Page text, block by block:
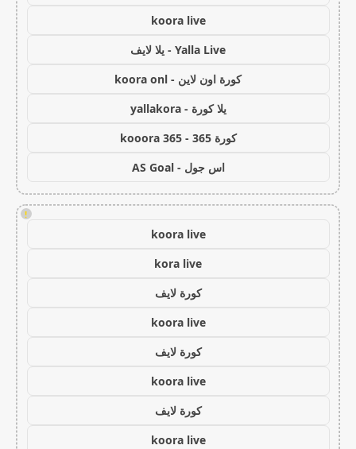
koora live
Yalla Live - يلا لايف
كورة اون لاين - koora onl
يلا كورة - yallakora
كورة 365 - kooora 365
اس جول - AS Goal
!
koora live
kora live
كورة لايف
koora live
كورة لايف
koora live
كورة لايف
koora live